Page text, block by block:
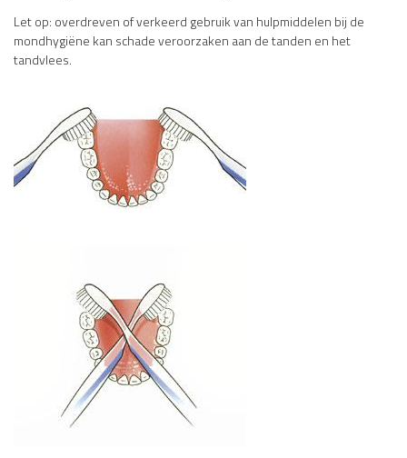
Let op: overdreven of verkeerd gebruik van hulpmiddelen bij de
mondhygiëne kan schade veroorzaken aan de tanden en het
tandvlees.